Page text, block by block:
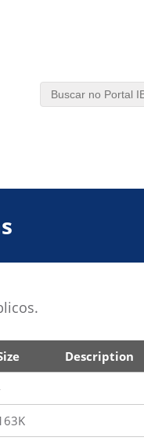
Description